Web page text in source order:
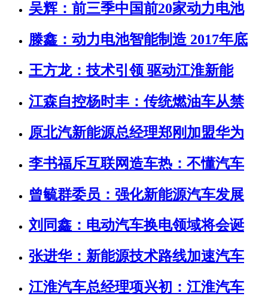
吴辉：前三季中国前20家动力电池
滕鑫：动力电池智能制造 2017年底
王方龙：技术引领 驱动江淮新能
江森自控杨时丰：传统燃油车从禁
原北汽新能源总经理郑刚加盟华为
李书福斥互联网造车热：不懂汽车
曾毓群委员：强化新能源汽车发展
刘同鑫：电动汽车换电领域将会诞
张进华：新能源技术路线加速汽车
江淮汽车总经理项兴初：江淮汽车